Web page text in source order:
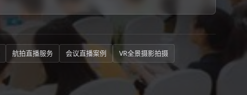
航拍直播服务 会议直播案例
VR全景摄影拍摄